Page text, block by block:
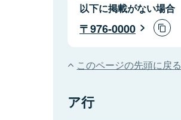
以下に掲載がない場合
976-0000
このページの先頭に戻る
ア行